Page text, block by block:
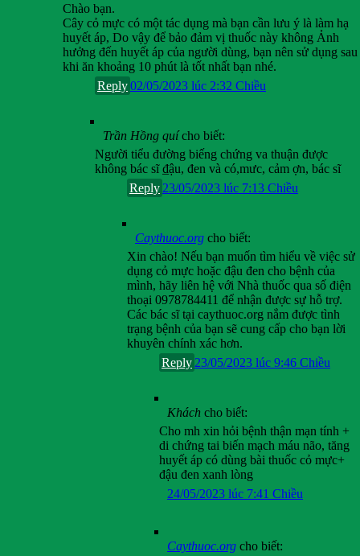
Chào bạn.
Cây cỏ mực có một tác dụng mà bạn cần lưu ý là làm hạ
huyết áp, Do vậy để bảo đảm vị thuốc này không Ảnh
hưởng đến huyết áp của người dùng, bạn nên sử dụng sau
khi ăn khoảng 10 phút là tốt nhất bạn nhé.
02/05/2023 lúc 2:32 Chiều
Reply
Trần Hồng quí cho biết:
Người tiểu đường biếng chứng va thuận được
không bác sĩ ₫ậu, đen và có,mưc, cảm ợn, bác sĩ
23/05/2023 lúc 7:13 Chiều
Reply
Caythuoc.org cho biết:
Xin chào! Nếu bạn muốn tìm hiểu về việc sử
dụng cỏ mực hoặc đậu đen cho bệnh của
mình, hãy liên hệ với Nhà thuốc qua số điện
thoại 0978784411 để nhận được sự hỗ trợ.
Các bác sĩ tại caythuoc.org nắm được tình
trạng bệnh của bạn sẽ cung cấp cho bạn lời
khuyên chính xác hơn.
23/05/2023 lúc 9:46 Chiều
Reply
Khách cho biết:
Cho mh xin hỏi bệnh thận mạn tính +
di chứng tai biến mạch máu não, tăng
huyết áp có dùng bài thuốc cỏ mực+
đậu đen xanh lòng
24/05/2023 lúc 7:41 Chiều
Caythuoc.org cho biết: